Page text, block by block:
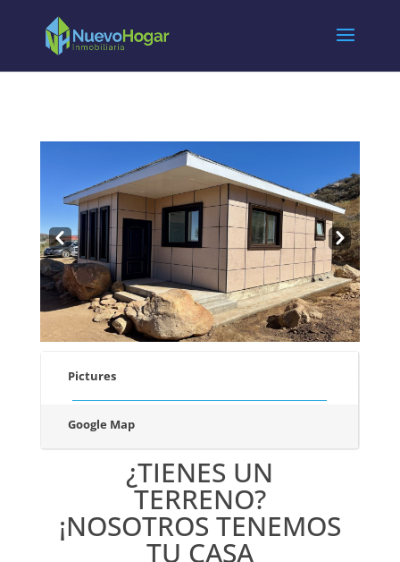
Pre
v
Nex
t
Pictures
Google Map
¿TIENES UN
TERRENO?
¡NOSOTROS TENEMOS
TU CASA